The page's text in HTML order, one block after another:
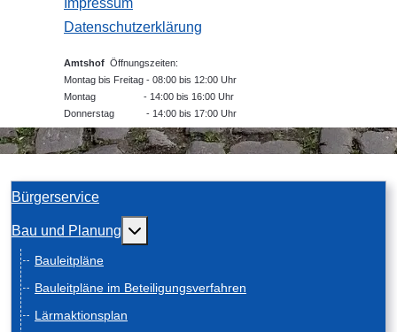
Impressum
Datenschutzerklärung
Amtshof Öffnungszeiten:
Montag bis Freitag - 08:00 bis 12:00 Uhr
Montag - 14:00 bis 16:00 Uhr
Donnerstag - 14:00 bis 17:00 Uhr
Bürgerservice
Bau und Planung Weitere Informationen: Bau und Planung
Bauleitpläne
Bauleitpläne im Beteiligungsverfahren
Lärmaktionsplan